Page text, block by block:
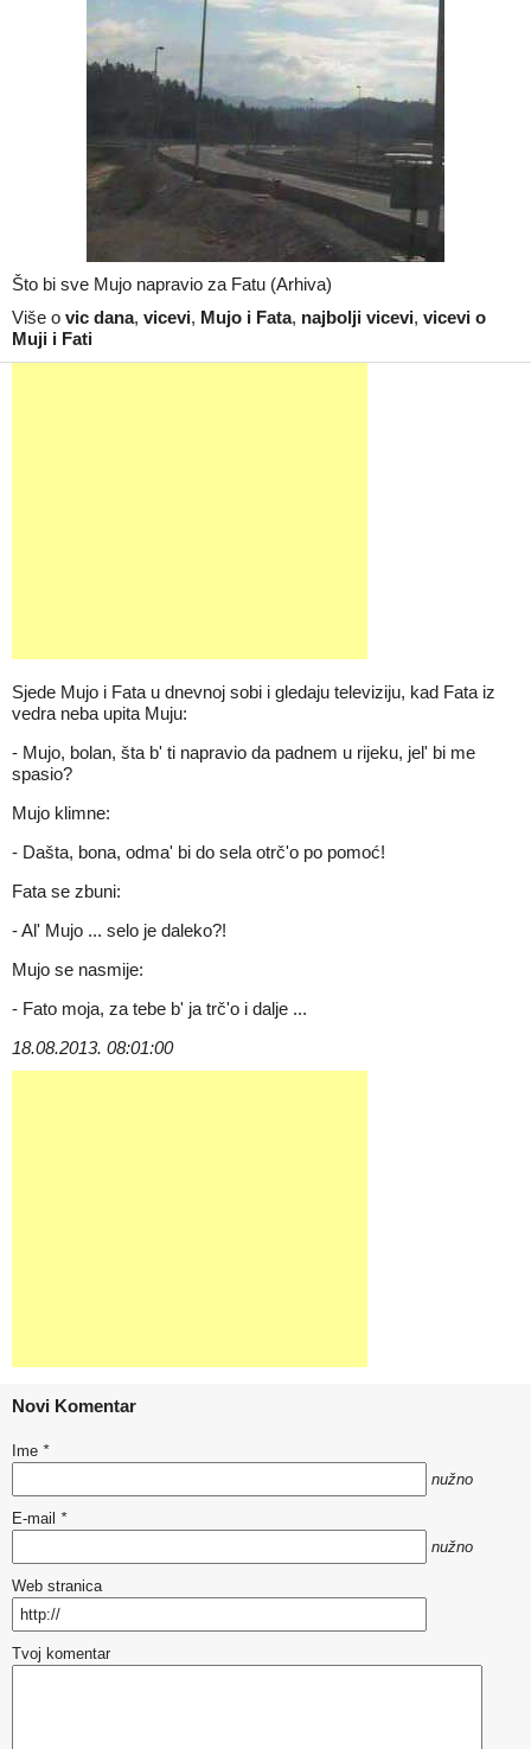
Što bi sve Mujo napravio za Fatu (Arhiva)
Više o vic dana, vicevi, Mujo i Fata, najbolji vicevi, vicevi o
Muji i Fati
Sjede Mujo i Fata u dnevnoj sobi i gledaju televiziju, kad Fata iz
vedra neba upita Muju:
- Mujo, bolan, šta b' ti napravio da padnem u rijeku, jel' bi me
spasio?
Mujo klimne:
- Dašta, bona, odma' bi do sela otrč'o po pomoć!
Fata se zbuni:
- Al' Mujo ... selo je daleko?!
Mujo se nasmije:
- Fato moja, za tebe b' ja trč'o i dalje ...
18.08.2013. 08:01:00
Novi Komentar
Ime *
nužno
E-mail *
nužno
Web stranica
Tvoj komentar